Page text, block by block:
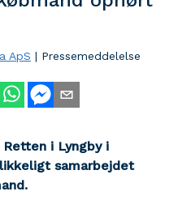
ApS | Pressemeddelelse
i Lyngby i
samarbejdet